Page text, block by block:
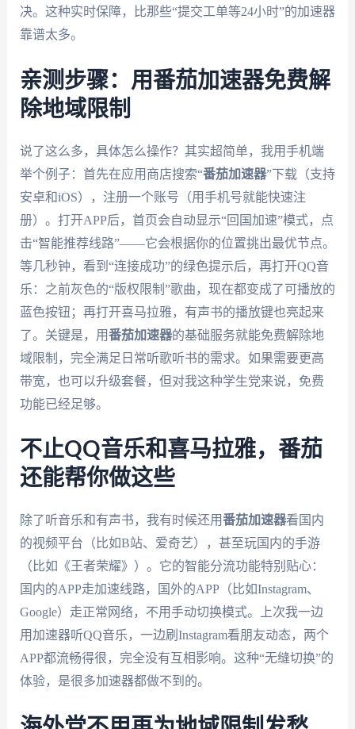
决。这种实时保障，比那些“提交工单等24小时”的加速器
靠谱太多。
亲测步骤：用番茄加速器免费解
除地域限制
说了这么多，具体怎么操作？其实超简单，我用手机端
举个例子：首先在应用商店搜索“番茄加速器”下载（支持
安卓和iOS），注册一个账号（用手机号就能快速注
册）。打开APP后，首页会自动显示“回国加速”模式，点
击“智能推荐线路”——它会根据你的位置挑出最优节点。
等几秒钟，看到“连接成功”的绿色提示后，再打开QQ音
乐：之前灰色的“版权限制”歌曲，现在都变成了可播放的
蓝色按钮；再打开喜马拉雅，有声书的播放键也亮起来
了。关键是，用番茄加速器的基础服务就能免费解除地
域限制，完全满足日常听歌听书的需求。如果需要更高
带宽，也可以升级套餐，但对我这种学生党来说，免费
功能已经足够。
不止QQ音乐和喜马拉雅，番茄
还能帮你做这些
除了听音乐和有声书，我有时候还用番茄加速器看国内
的视频平台（比如B站、爱奇艺），甚至玩国内的手游
（比如《王者荣耀》）。它的智能分流功能特别贴心：
国内的APP走加速线路，国外的APP（比如Instagram、
Google）走正常网络，不用手动切换模式。上次我一边
用加速器听QQ音乐，一边刷Instagram看朋友动态，两个
APP都流畅得很，完全没有互相影响。这种“无缝切换”的
体验，是很多加速器都做不到的。